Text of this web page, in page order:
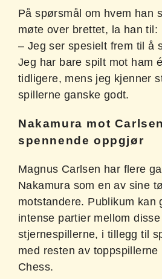
På spørsmål om hvem han
møte over brettet, la han til:
– Jeg ser spesielt frem til å
Jeg har bare spilt mot ham
tidligere, mens jeg kjenner
spillerne ganske godt.
Nakamura mot
spennende oppgjør
Magnus Carlsen har flere
Nakamura som en av sine
motstandere. Publikum kan
intense partier mellom
stjernespillerne, i tillegg til
med resten av
Chess.